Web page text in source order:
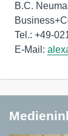
B.C.
Tel.: +49-
E-Mail: